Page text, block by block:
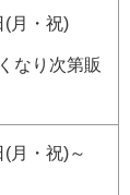
(月・祝)
なり次第販
月・祝)～